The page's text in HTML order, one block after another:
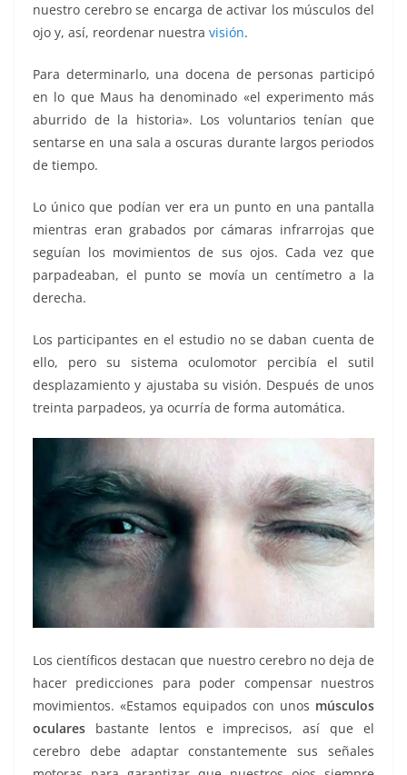
nuestro cerebro se encarga de activar los músculos del
ojo y, así, reordenar nuestra visión.
Para determinarlo, una docena de personas participó
en lo que Maus ha denominado «el experimento más
aburrido de la historia». Los voluntarios tenían que
sentarse en una sala a oscuras durante largos periodos
de tiempo.
Lo único que podían ver era un punto en una pantalla
mientras eran grabados por cámaras infrarrojas que
seguían los movimientos de sus ojos. Cada vez que
parpadeaban, el punto se movía un centímetro a la
derecha.
Los participantes en el estudio no se daban cuenta de
ello, pero su sistema oculomotor percibía el sutil
desplazamiento y ajustaba su visión. Después de unos
treinta parpadeos, ya ocurría de forma automática.
Los científicos destacan que nuestro cerebro no deja de
hacer predicciones para poder compensar nuestros
movimientos. «Estamos equipados con unos músculos
oculares bastante lentos e imprecisos, así que el
cerebro debe adaptar constantemente sus señales